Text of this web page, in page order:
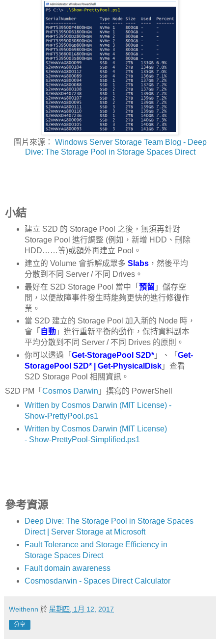
圖片來源： Windows Server Storage Team Blog - Deep
Dive: The Storage Pool in Storage Spaces Direct
小結
建立 S2D 的 Storage Pool 之後，無須再針對
Storage Pool 進行調整 (例如，新增 HDD、刪除
HDD……等)或額外再建立 Pool。
建立的 Volume 會拆解成眾多 Slabs，然後平均
分散到不同 Server / 不同 Drives。
最好在 S2D Storage Pool 當中「 預留 」儲存空
間，以便故障事件發生時能夠更快的進行修復作
業。
當 S2D 建立的 Storage Pool 加入新的 Node 時，
會「 自動」進行重新平衡的動作，保持資料副本
平均分散到不同 Server / 不同 Drives 的原則。
你可以透過「 Get-StoragePool S2D*」、「 Get-
StoragePool S2D* | Get-PhysicalDisk」查看
S2D Storage Pool 相關資訊。
S2D PM「 Cosmos Darwin 」撰寫的 PowerShell
Written by Cosmos Darwin (MIT License) -
Show-PrettyPool.ps1
Written by Cosmos Darwin (MIT License)
- Show-PrettyPool-Simplified.ps1
參考資源
Deep Dive: The Storage Pool in Storage Spaces
Direct | Server Storage at Microsoft
Fault Tolerance and Storage Efficiency in
Storage Spaces Direct
Fault domain awareness
Cosmosdarwin - Spaces Direct Calculator
Weithenn 於 星期四, 1月 12, 2017
分享